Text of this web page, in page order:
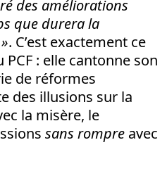
des améliorations
que durera la
. C’est exactement ce
: elle cantonne son
de réformes
des illusions sur la
la misère, le
sans rompre avec